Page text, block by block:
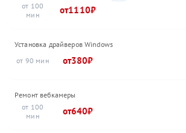
100
1110
Установка драйверов Windows
90
380
Ремонт вебкамеры
100
640